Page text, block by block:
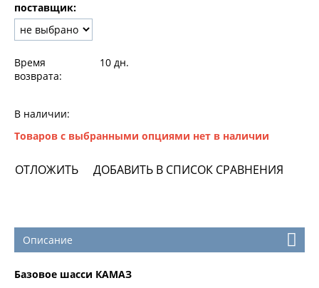
поставщик:
Время
возврата:
10 дн.
В наличии:
Товаров с выбранными опциями нет в наличии
ОТЛОЖИТЬ ДОБАВИТЬ В СПИСОК СРАВНЕНИЯ
Описание
Базовое шасси КАМАЗ